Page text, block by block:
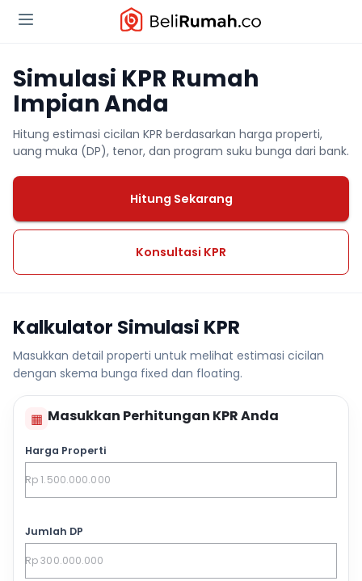
Simulasi KPR Rumah
Impian Anda
Hitung estimasi cicilan KPR berdasarkan harga properti,
uang muka (DP), tenor, dan program suku bunga dari bank.
Hitung Sekarang
Konsultasi KPR
Kalkulator Simulasi KPR
Masukkan detail properti untuk melihat estimasi cicilan
dengan skema bunga fixed dan floating.
▦ Masukkan Perhitungan KPR Anda
Harga Properti
Jumlah DP